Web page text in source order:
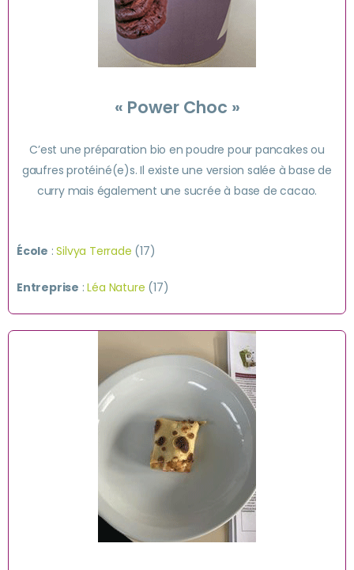
« Power Choc »
C’est une préparation bio en poudre pour pancakes ou
gaufres protéiné(e)s. Il existe une version salée à base de
curry mais également une sucrée à base de cacao.
École :Silvya Terrade (17)
Entreprise :Léa Nature (17)